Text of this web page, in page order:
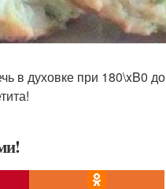
в духовке при 180\xB0